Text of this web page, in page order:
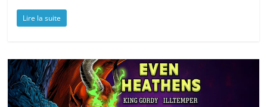
Lire la suite